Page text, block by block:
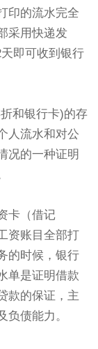
印的流水完全
采用快递发
即可收到银行
和银行卡)的存
人流水和对公
况的一种证明
卡（借记
资账目全部打
的时候，银行
单是证明借款
款的保证，主
负债能力。